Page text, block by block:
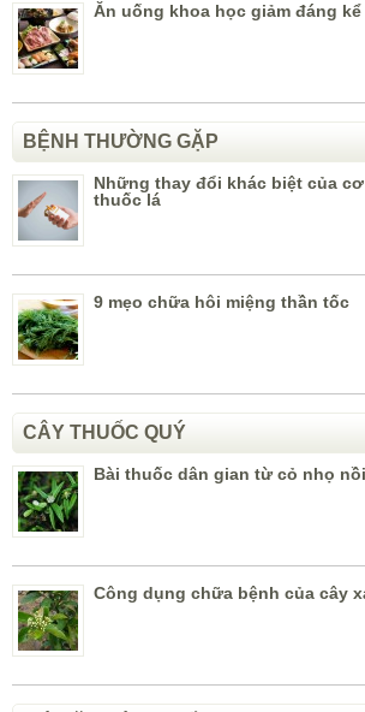
Ăn uống khoa học giảm đáng
BỆNH THƯỜNG GẶP
Những thay đổi khác biệt của
thuốc lá
9 mẹo chữa hôi miệng thần tốc
CÂY THUỐC QUÝ
Bài thuốc dân gian từ cỏ nhọ nồi
Công dụng chữa bệnh của cây